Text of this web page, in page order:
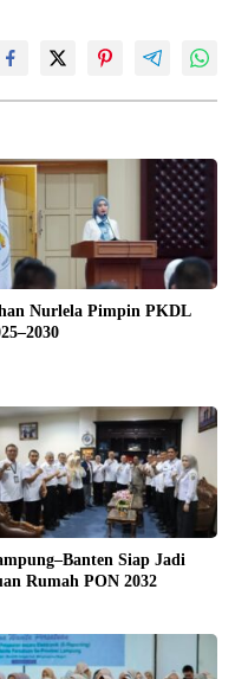
Nurlela Pimpin PKDL
Siap Jadi
Rumah PON 2032